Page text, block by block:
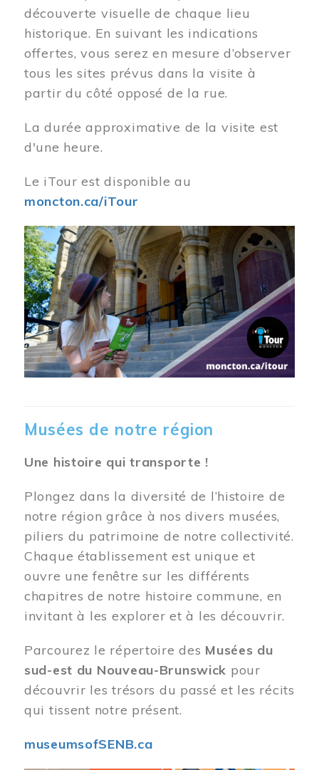
découverte visuelle de chaque lieu
historique. En suivant les indications
offertes, vous serez en mesure d’observer
tous les sites prévus dans la visite à
partir du côté opposé de la rue.
La durée approximative de la visite est
d'une heure.
Le iTour est disponible au
moncton.ca/iTour
Musées de notre région
Une histoire qui transporte !
Plongez dans la diversité de l’histoire de
notre région grâce à nos divers musées,
piliers du patrimoine de notre collectivité.
Chaque établissement est unique et
ouvre une fenêtre sur les différents
chapitres de notre histoire commune, en
invitant à les explorer et à les découvrir.
Parcourez le répertoire des Musées du
sud-est du Nouveau-Brunswick pour
découvrir les trésors du passé et les récits
qui tissent notre présent.
museumsofSENB.ca